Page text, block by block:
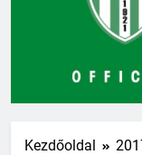
Kezdőoldal